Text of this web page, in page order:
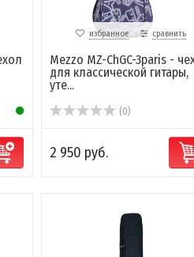
избранное сравнить
Mezzo MZ-ChGC-3paris -
для классической гитары,
уте...
(0)
2 950 руб.